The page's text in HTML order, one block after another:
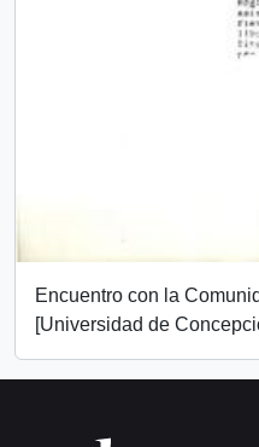
Encuentro con la
[Universidad de